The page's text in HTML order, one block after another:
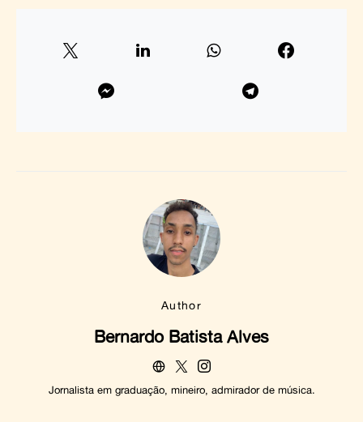
Author
Bernardo Batista Alves
Jornalista em graduação, mineiro, admirador de música.